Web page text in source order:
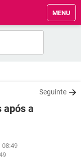
MENU
Seguinte
após a
08:49